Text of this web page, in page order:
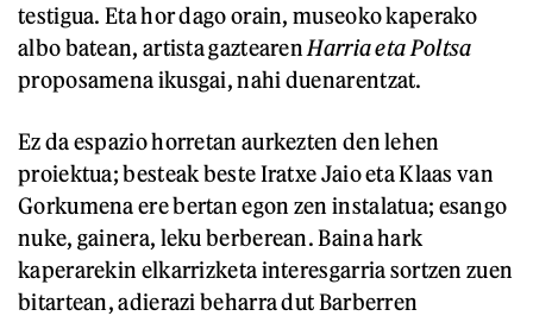
testigua. Eta hor dago orain, museoko kaperako
albo batean, artista gaztearen Harria eta Poltsa
proposamena ikusgai, nahi duenarentzat.
Ez da espazio horretan aurkezten den lehen
proiektua; besteak beste Iratxe Jaio eta Klaas van
Gorkumena ere bertan egon zen instalatua; esango
nuke, gainera, leku berberean. Baina hark
kaperarekin elkarrizketa interesgarria sortzen zuen
bitartean, adierazi beharra dut Barberren